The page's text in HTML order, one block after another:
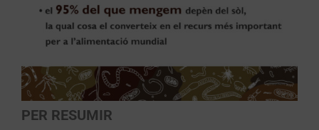
PER RESUMIR